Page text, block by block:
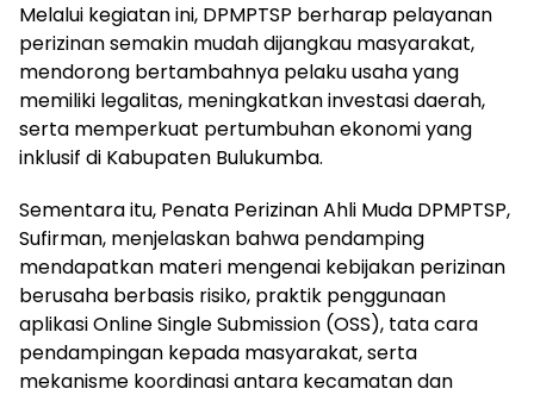
Melalui kegiatan ini, DPMPTSP berharap pelayanan
perizinan semakin mudah dijangkau masyarakat,
mendorong bertambahnya pelaku usaha yang
memiliki legalitas, meningkatkan investasi daerah,
serta memperkuat pertumbuhan ekonomi yang
inklusif di Kabupaten Bulukumba.
Sementara itu, Penata Perizinan Ahli Muda DPMPTSP,
Sufirman, menjelaskan bahwa pendamping
mendapatkan materi mengenai kebijakan perizinan
berusaha berbasis risiko, praktik penggunaan
aplikasi Online Single Submission (OSS), tata cara
pendampingan kepada masyarakat, serta
mekanisme koordinasi antara kecamatan dan